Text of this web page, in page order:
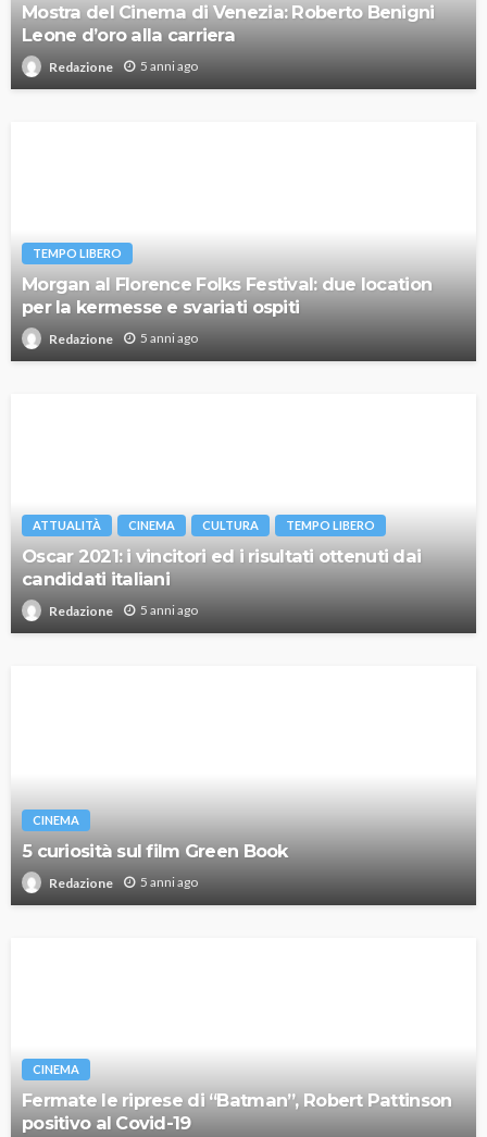
Mostra del Cinema di Venezia: Roberto Benigni
Leone d’oro alla carriera
Redazione 5 anni ago
TEMPO LIBERO
Morgan al Florence Folks Festival: due location
per la kermesse e svariati ospiti
Redazione 5 anni ago
ATTUALITÀ CINEMA CULTURA TEMPO LIBERO
Oscar 2021: i vincitori ed i risultati ottenuti dai
candidati italiani
Redazione 5 anni ago
CINEMA
5 curiosità sul film Green Book
Redazione 5 anni ago
CINEMA
Fermate le riprese di “Batman”, Robert Pattinson
positivo al Covid-19